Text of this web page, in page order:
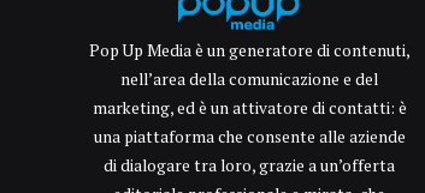
Pop Up Media è un generatore di contenuti,
nell’area della comunicazione e del
marketing, ed è un attivatore di contatti: è
una piattaforma che consente alle aziende
di dialogare tra loro, grazie a un’offerta